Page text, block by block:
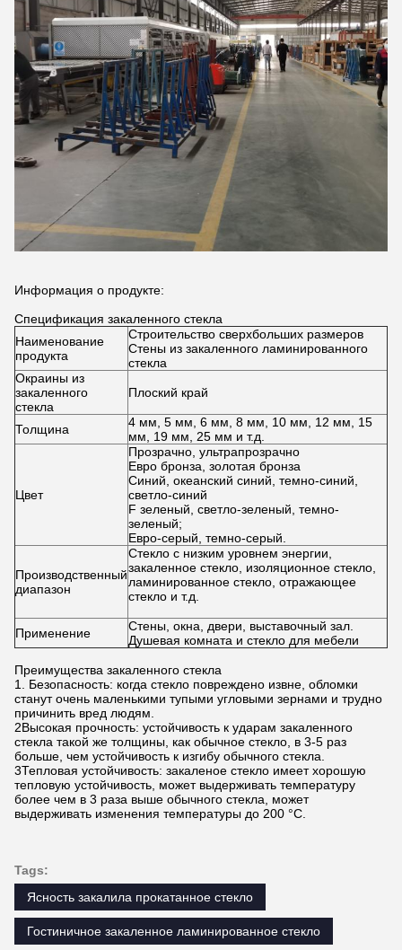
Информация о продукте:
Спецификация закаленного стекла
Наименование
продукта
Строительство сверхбольших размеров
Стены из закаленного ламинированного
стекла
Окраины из
закаленного
стекла
Плоский край
Толщина
4 мм, 5 мм, 6 мм, 8 мм, 10 мм, 12 мм, 15
мм, 19 мм, 25 мм и т.д.
Цвет
Прозрачно, ультрапрозрачно
Евро бронза, золотая бронза
Синий, океанский синий, темно-синий,
светло-синий
F зеленый, светло-зеленый, темно-
зеленый;
Евро-серый, темно-серый.
Производственный
диапазон
Стекло с низким уровнем энергии,
закаленное стекло, изоляционное стекло,
ламинированное стекло, отражающее
стекло и т.д.
Применение
Стены, окна, двери, выставочный зал.
Душевая комната и стекло для мебели
Преимущества закаленного стекла
1. Безопасность: когда стекло повреждено извне, обломки
станут очень маленькими тупыми угловыми зернами и трудно
причинить вред людям.
2Высокая прочность: устойчивость к ударам закаленного
стекла такой же толщины, как обычное стекло, в 3-5 раз
больше, чем устойчивость к изгибу обычного стекла.
3Тепловая устойчивость: закаленое стекло имеет хорошую
тепловую устойчивость, может выдерживать температуру
более чем в 3 раза выше обычного стекла, может
выдерживать изменения температуры до 200 °C.
Tags:
Ясность закалила прокатанное стекло
Гостиничное закаленное ламинированное стекло